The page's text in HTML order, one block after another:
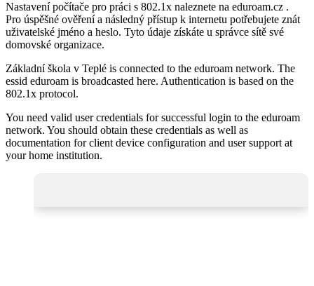
Nastavení počítače pro práci s 802.1x naleznete na eduroam.cz .
Pro úspěšné ověření a následný přístup k internetu potřebujete znát
uživatelské jméno a heslo. Tyto údaje získáte u správce sítě své
domovské organizace.
Základní škola v Teplé is connected to the eduroam network. The
essid eduroam is broadcasted here. Authentication is based on the
802.1x protocol.
You need valid user credentials for successful login to the eduroam
network. You should obtain these credentials as well as
documentation for client device configuration and user support at
your home institution.